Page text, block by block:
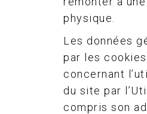
physique.
Les données
par les cookies
concernant
du site par
compris son